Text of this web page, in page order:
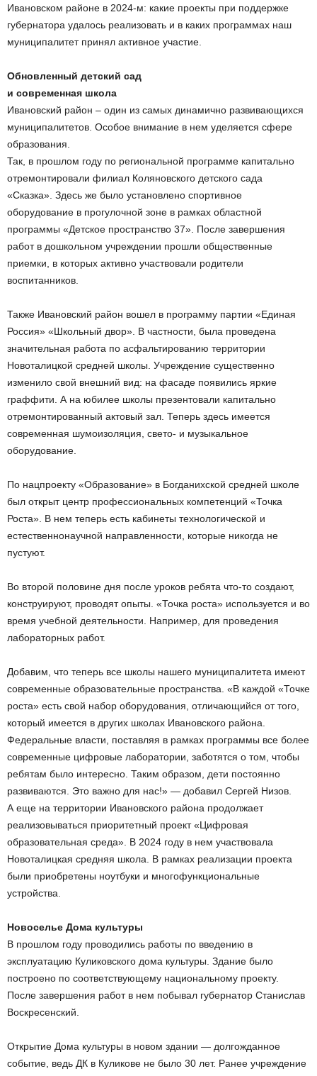
Ивановском районе в 2024-м: какие проекты при поддержке
губернатора удалось реализовать и в каких программах наш
муниципалитет принял активное участие.
Обновленный детский сад
и современная школа
Ивановский район – один из самых динамично развивающихся
муниципалитетов. Особое внимание в нем уделяется сфере
образования.
Так, в прошлом году по региональной программе капитально
отремонтировали филиал Коляновского детского сада
«Сказка». Здесь же было установлено спортивное
оборудование в прогулочной зоне в рамках областной
программы «Детское пространство 37». После завершения
работ в дошкольном учреждении прошли общественные
приемки, в которых активно участвовали родители
воспитанников.
Также Ивановский район вошел в программу партии «Единая
Россия» «Школьный двор». В частности, была проведена
значительная работа по асфальтированию территории
Новоталицкой средней школы. Учреждение существенно
изменило свой внешний вид: на фасаде появились яркие
граффити. А на юбилее школы презентовали капитально
отремонтированный актовый зал. Теперь здесь имеется
современная шумоизоляция, свето- и музыкальное
оборудование.
По нацпроекту «Образование» в Богданихской средней школе
был открыт центр профессиональных компетенций «Точка
Роста». В нем теперь есть кабинеты технологической и
естественнонаучной направленности, которые никогда не
пустуют.
Во второй половине дня после уроков ребята что-то создают,
конструируют, проводят опыты. «Точка роста» используется и во
время учебной деятельности. Например, для проведения
лабораторных работ.
Добавим, что теперь все школы нашего муниципалитета имеют
современные образовательные пространства. «В каждой «Точке
роста» есть свой набор оборудования, отличающийся от того,
который имеется в других школах Ивановского района.
Федеральные власти, поставляя в рамках программы все более
современные цифровые лаборатории, заботятся о том, чтобы
ребятам было интересно. Таким образом, дети постоянно
развиваются. Это важно для нас!» — добавил Сергей Низов.
А еще на территории Ивановского района продолжает
реализовываться приоритетный проект «Цифровая
образовательная среда». В 2024 году в нем участвовала
Новоталицкая средняя школа. В рамках реализации проекта
были приобретены ноутбуки и многофункциональные
устройства.
Новоселье Дома культуры
В прошлом году проводились работы по введению в
эксплуатацию Куликовского дома культуры. Здание было
построено по соответствующему национальному проекту.
После завершения работ в нем побывал губернатор Станислав
Воскресенский.
Открытие Дома культуры в новом здании — долгожданное
событие, ведь ДК в Куликове не было 30 лет. Ранее учреждение